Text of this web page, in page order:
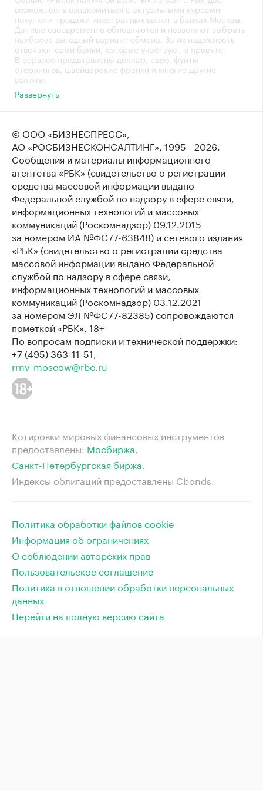
возможность ознакомиться с актуальными курсами
покупки и продажи иностранных валют в банках Москвы.
Данные своевременно обновляются и позволяют выбрать
наиболее выгодный вариант обмена. За их надежность
отвечают сами банки, которые участвуют в проекте.
В сервисе представлены доллар, евро, фунты
стерлингов, швейцарские франки и многие другие
валюты.
Развернуть
© ООО «БИЗНЕСПРЕСС»,
АО «РОСБИЗНЕСКОНСАЛТИНГ», 1995—2026.
Сообщения и материалы информационного
агентства «РБК» (свидетельство о регистрации
средства массовой информации выдано
Федеральной службой по надзору в сфере связи,
информационных технологий и массовых
коммуникаций (Роскомнадзор) 09.12.2015
за номером ИА №ФС77-63848) и сетевого издания
«РБК» (свидетельство о регистрации средства
массовой информации выдано Федеральной
службой по надзору в сфере связи,
информационных технологий и массовых
коммуникаций (Роскомнадзор) 03.12.2021
за номером ЭЛ №ФС77-82385) сопровождаются
пометкой «РБК». 18+
По вопросам подписки и технической поддержки:
+7 (495) 363-11-51,
rrnv-moscow@rbc.ru
Котировки мировых финансовых инструментов
предоставлены: Мосбиржа⁠,
Санкт-Петербургская биржа⁠.
Индексы облигаций предоставлены Cbonds.
Политика обработки файлов cookie
Информация об ограничениях
О соблюдении авторских прав
Пользовательское соглашение
Политика в отношении обработки персональных
данных
Перейти на полную версию сайта